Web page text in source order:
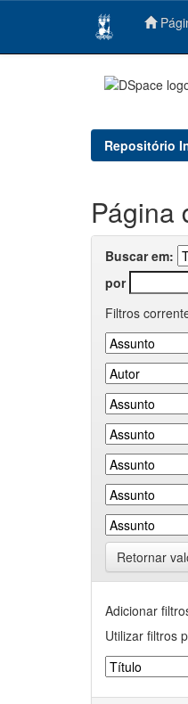
Repositório
Página
Buscar em:
por
Filtros
Retornar
Adicionar
Utilizar filtros